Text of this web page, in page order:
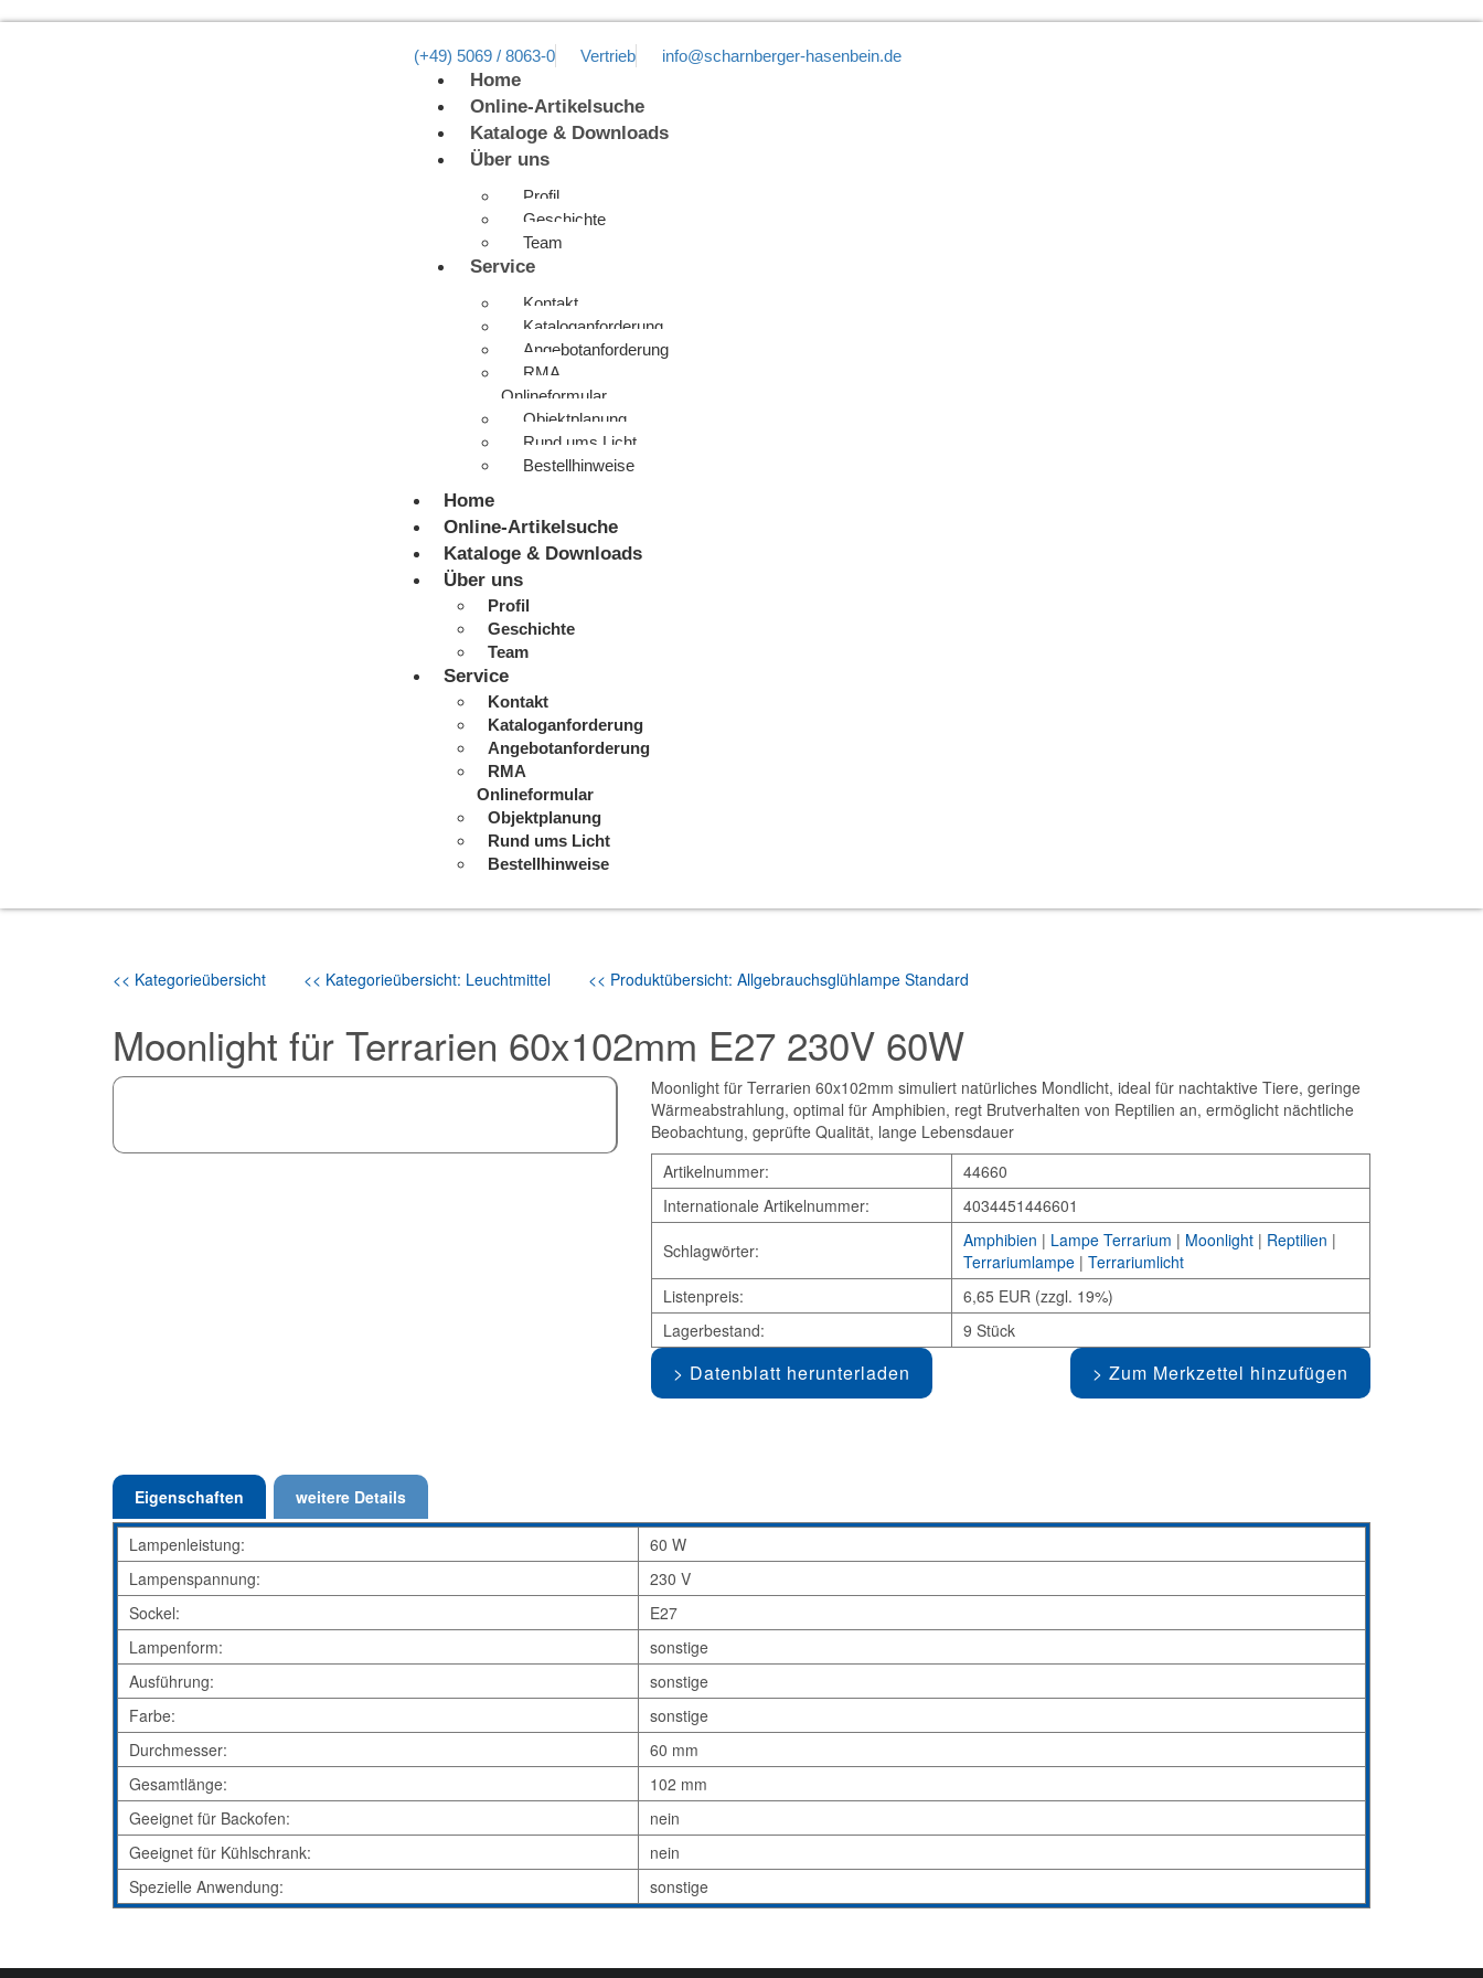
(+49) 5069 / 8063-0 Vertrieb info@scharnberger-hasenbein.de
Home
Online-Artikelsuche
Kataloge & Downloads
Über uns
Profil
Geschichte
Team
Service
Kontakt
Kataloganforderung
Angebotanforderung
RMA
Onlineformular
Objektplanung
Rund ums Licht
Bestellhinweise
Home
Online-Artikelsuche
Kataloge & Downloads
Über uns
Profil
Geschichte
Team
Service
Kontakt
Kataloganforderung
Angebotanforderung
RMA
Onlineformular
Objektplanung
Rund ums Licht
Bestellhinweise
<< Kategorieübersicht << Kategorieübersicht: Leuchtmittel << Produktübersicht: Allgebrauchsglühlampe Standard
Moonlight für Terrarien 60x102mm E27 230V 60W
Moonlight für Terrarien 60x102mm simuliert natürliches Mondlicht, ideal für nachtaktive Tiere, geringe
Wärmeabstrahlung, optimal für Amphibien, regt Brutverhalten von Reptilien an, ermöglicht nächtliche
Beobachtung, geprüfte Qualität, lange Lebensdauer
Artikelnummer:
44660
Internationale Artikelnummer:
4034451446601
Schlagwörter: Amphibien | Lampe Terrarium | Moonlight| Reptilien |
Terrariumlampe| Terrariumlicht
Listenpreis:
6,65 EUR (zzgl. 19%)
Lagerbestand:
9 Stück
Datenblatt herunterladen Zum Merkzettel hinzufügen
Eigenschaften weitere Details
Lampenleistung:
60 W
Lampenspannung:
230 V
Sockel:
E27
Lampenform:
sonstige
Ausführung:
sonstige
Farbe:
sonstige
Durchmesser:
60 mm
Gesamtlänge:
102 mm
Geeignet für Backofen:
nein
Geeignet für Kühlschrank:
nein
Spezielle Anwendung:
sonstige